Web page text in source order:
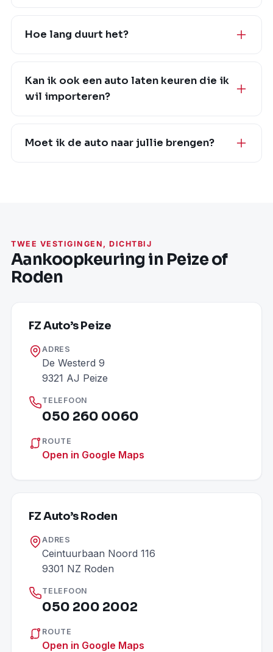
Hoe lang duurt het?
Kan ik ook een auto laten keuren die ik
wil importeren?
Moet ik de auto naar jullie brengen?
TWEE VESTIGINGEN, DICHTBIJ
Aankoopkeuring in Peize of
Roden
FZ Auto’s Peize
ADRES
De Westerd 9
9321 AJ Peize
TELEFOON
050 260 0060
ROUTE
Open in Google Maps
FZ Auto’s Roden
ADRES
Ceintuurbaan Noord 116
9301 NZ Roden
TELEFOON
050 200 2002
ROUTE
Open in Google Maps